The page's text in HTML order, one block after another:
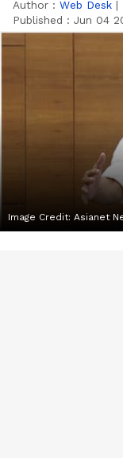
Author : Web Desk |
Published : Jun 04
Image Credit: Asianet